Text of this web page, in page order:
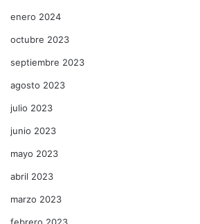
enero 2024
octubre 2023
septiembre 2023
agosto 2023
julio 2023
junio 2023
mayo 2023
abril 2023
marzo 2023
febrero 2023